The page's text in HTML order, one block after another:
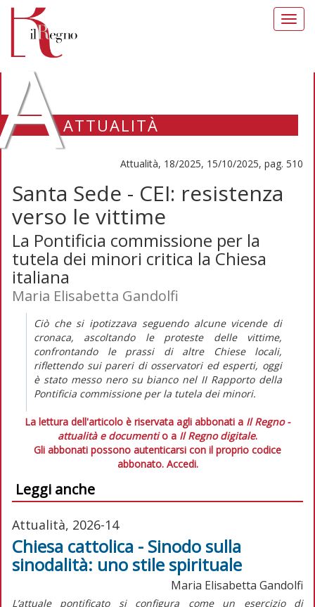
ATTUALITÀ
Attualità, 18/2025, 15/10/2025, pag. 510
Santa Sede - CEI: resistenza
verso le vittime
La Pontificia commissione per la
tutela dei minori critica la Chiesa
italiana
Maria Elisabetta Gandolfi
Ciò che si ipotizzava seguendo alcune vicende di
cronaca, ascoltando le proteste delle vittime,
confrontando le prassi di altre Chiese locali,
riflettendo sui pareri di osservatori ed esperti, oggi
è stato messo nero su bianco nel II Rapporto della
Pontificia commissione per la tutela dei minori.
La lettura dell'articolo è riservata agli abbonati a Il Regno -
attualità e documentio a Il Regno digitale.
Gli abbonati possono autenticarsi con il proprio codice
abbonato. Accedi.
Leggi anche
Attualità, 2026-14
Chiesa cattolica - Sinodo sulla
sinodalità: uno stile spirituale
Maria Elisabetta Gandolfi
L’attuale pontificato si configura come un esercizio di